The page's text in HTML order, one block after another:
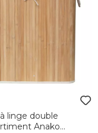
linge double
Anako